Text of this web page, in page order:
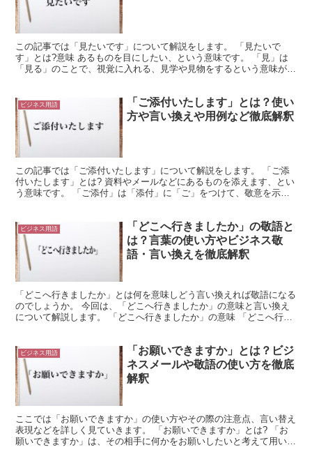
この記事では「見たいです」について解説をします。 「見たいで
す」とは?意味 あるものを目にしたい、という意味です。 「見」は
「見る」のことで、視覚に入れる、見学や見物をするという意味があ
ビジネス用語
「ご添付いたします」とは？使い
方や言い換えや用例など徹底解釈
この記事では「ご添付いたします」について解説をします。 「ご添
付いたします」とは? 資料やメールなどにあるものを添えます、とい
う意味です。 「ご添付」は「添付」に「ご」をつけて、敬意を示す
ビジネス用語
「どこへ行きましたか」の敬語と
は？言葉の使い方やビジネス敬
語・言い換えを徹底解釈
「どこへ行きましたか」とは何を意味しどう言い換えれば敬語になる
のでしょうか。 今回は、「どこへ行きましたか」の意味と言い換え
について解説します。 「どこへ行きましたか」の意味 「どこへ行き
ビジネス用語
「お願いできますか」とは？ビジ
ネスメールや敬語の使い方を徹底
解釈
ここでは「お願いできますか」の使い方やその際の注意点、言い替え
表現などを詳しく見ていきます。 「お願いできますか」とは? 「お
願いできますか」は、その相手に何かをお願いしたいと考えて用いる